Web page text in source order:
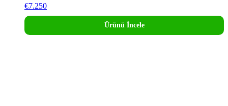
€7.250
Ürünü İncele